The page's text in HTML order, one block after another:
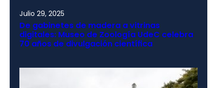
Julio 29, 2025
De gabinetes de madera a vitrinas
digitales: Museo de Zoología UdeC celebra
70 años de divulgación científica